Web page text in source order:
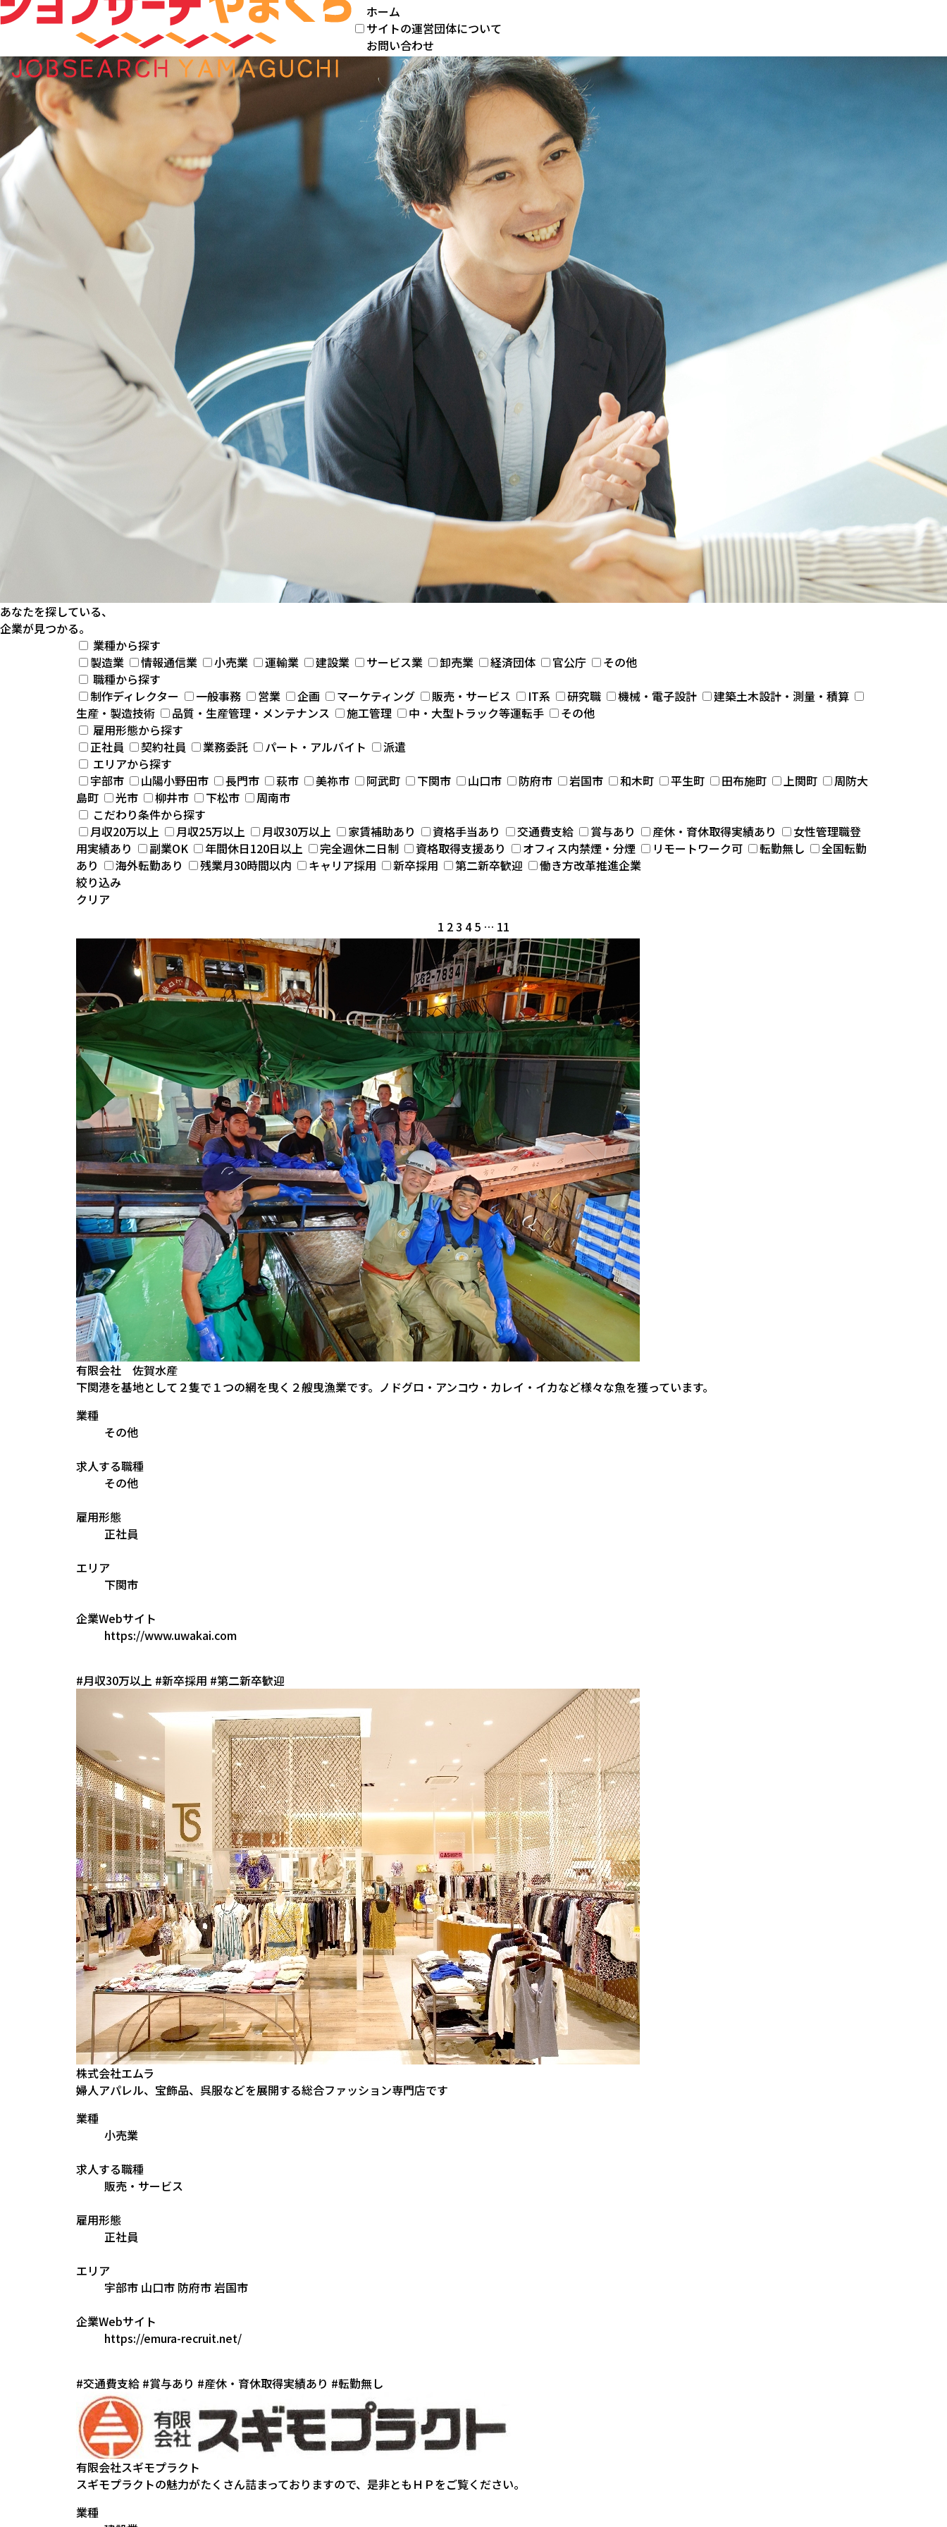
ホーム
サイトの運営団体について
お問い合わせ
あなたを探している、
企業が見つかる。
業種から探す
製造業
情報通信業 小売業 運輸業 建設業 サービス業 卸売業 経済団体 官公庁
その他
職種から探す
制作ディレクター
一般事務 営業 企画 マーケティング 販売・サービス IT系 研究職 機械・電子設計
建築土木設計・測量・積算
生産・製造技術
品質・生産管理・メンテナンス 施工管理 中・大型トラック等運転手
その他
雇用形態から探す
正社員
契約社員 業務委託 パート・アルバイト
派遣
エリアから探す
宇部市
山陽小野田市 長門市 萩市 美祢市 阿武町 下関市 山口市 防府市 岩国市 和木町 平生町 田布施町 上関町
周防大
島町
光市 柳井市 下松市
周南市
こだわり条件から探す
月収20万以上
月収25万以上 月収30万以上 家賃補助あり 資格手当あり 交通費支給 賞与あり 産休・育休取得実績あり
女性管理職登
用実績あり
副業OK 年間休日120日以上 完全週休二日制 資格取得支援あり オフィス内禁煙・分煙 リモートワーク可 転勤無し
全国転勤
あり
海外転勤あり 残業月30時間以内 キャリア採用 新卒採用 第二新卒歓迎
働き方改革推進企業
絞り込み
クリア
1 23 4 5 … 11
有限会社 佐賀水産
下関港を基地として２隻で１つの網を曳く２艘曳漁業です。ノドグロ・アンコウ・カレイ・イカなど様々な魚を獲っています。
業種
その他
求人する職種
その他
雇用形態
正社員
エリア
下関市
企業Webサイト
https://www.uwakai.com
#月収30万以上 #新卒採用 #第二新卒歓迎
株式会社エムラ
婦人アパレル、宝飾品、呉服などを展開する総合ファッション専門店です
業種
小売業
求人する職種
販売・サービス
雇用形態
正社員
エリア
宇部市 山口市 防府市岩国市
企業Webサイト
https://emura-recruit.net/
#交通費支給 #賞与あり #産休・育休取得実績あり #転勤無し
有限会社スギモプラクト
スギモプラクトの魅力がたくさん詰まっておりますので、是非ともＨＰをご覧ください。
業種